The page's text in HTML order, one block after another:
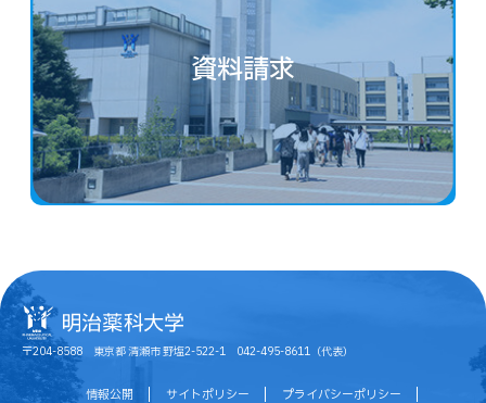
資料請求
〒204-8588 東京都 清瀬市 野塩2-522-1 042-495-8611（代表）
情報公開 サイトポリシー プライバシーポリシー